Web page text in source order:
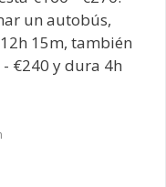
un autobús,
15m, también
€240 y dura 4h